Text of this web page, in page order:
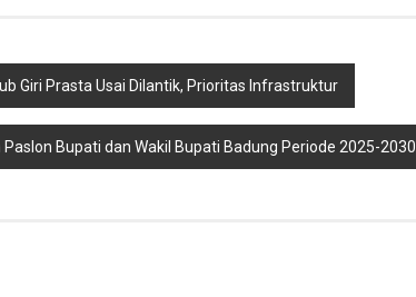
Giri Prasta Usai Dilantik, Prioritas Infrastruktur
Bupati dan Wakil Bupati Badung Periode 2025-2030